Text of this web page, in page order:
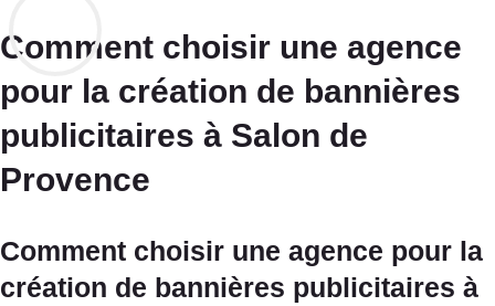
Comment choisir une agence
pour la création de bannières
publicitaires à Salon de
Provence
Comment choisir une agence pour la
création de bannières publicitaires à